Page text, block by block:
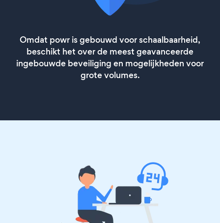
Omdat powr is gebouwd voor schaalbaarheid,
beschikt het over de meest geavanceerde
ingebouwde beveiliging en mogelijkheden voor
grote volumes.